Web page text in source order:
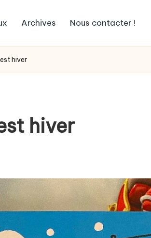
Archives Nous contacter !
hiver
hiver